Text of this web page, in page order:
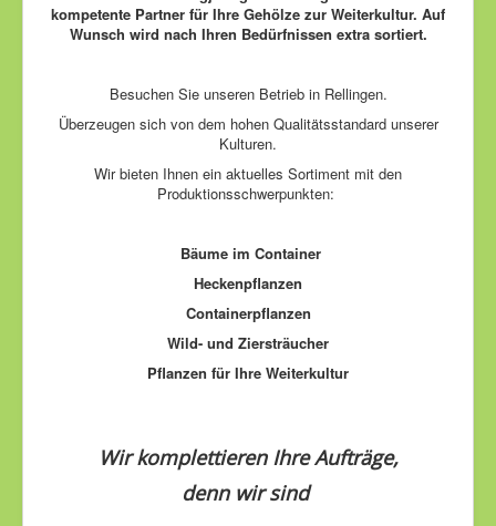
kompetente Partner für Ihre Gehölze zur Weiterkultur. Auf
Wunsch wird nach Ihren Bedürfnissen extra sortiert.
Besuchen Sie unseren Betrieb in Rellingen.
Überzeugen sich von dem hohen Qualitätsstandard unserer
Kulturen.
Wir bieten Ihnen ein aktuelles Sortiment mit den
Produktionsschwerpunkten:
Bäume im Container
Heckenpflanzen
Containerpflanzen
Wild- und Ziersträucher
Pflanzen für Ihre Weiterkultur
Wir komplettieren Ihre Aufträge,
denn wir sind